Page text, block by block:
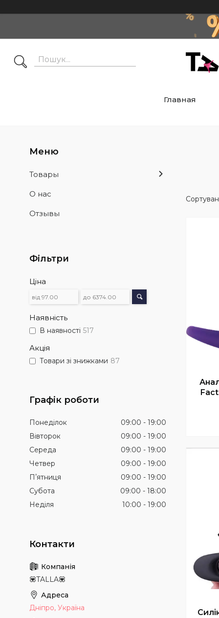
Главная
Товары
О нас
Отзывы
Фільтри
Ціна
Наявність
В наявності 517
Акція
Товари зі знижками 87
Графік роботи
Понеділок 09:00
19:00
Вівторок
09:00
19:00
Середа
09:00
19:00
Четвер
09:00
19:00
Пʼятниця
09:00
19:00
Субота
09:00
18:00
Неділя
10:00 19:00
💟TALLA💟
Дніпро, Україна